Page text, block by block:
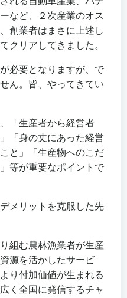
など、２次産業のオス
創業者はまさに上述し
クリアしてきました。
必要となりますが、で
ん。皆、やってきてい
「生産者から経営者
「身の丈にあった経営
と」「生産物へのこだ
等が重要なポイントで
メリットを克服した先
組む農林漁業者が生産
源を活かしたサービ
り付加価値が生まれる
く全国に発信するチャ